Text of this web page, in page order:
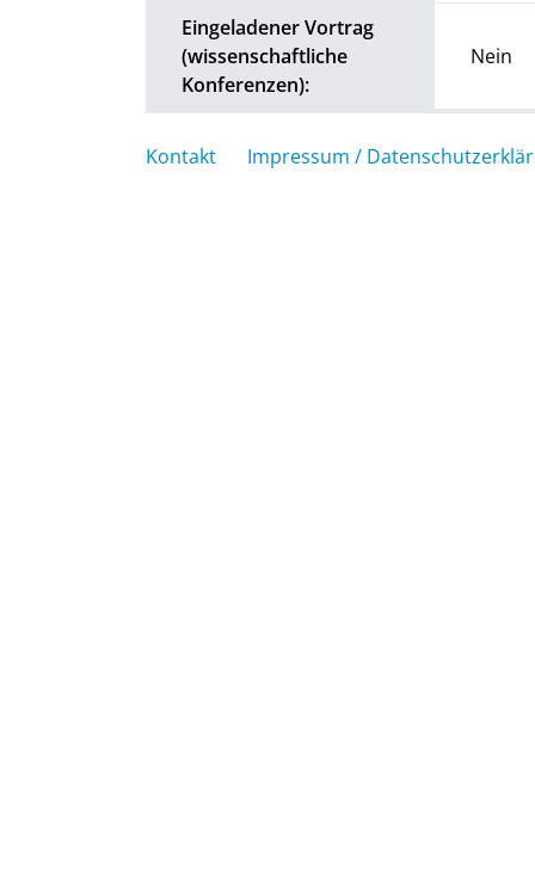
Eingeladener Vortrag
(wissenschaftliche
Konferenzen):
Nein
Kontakt Impressum /